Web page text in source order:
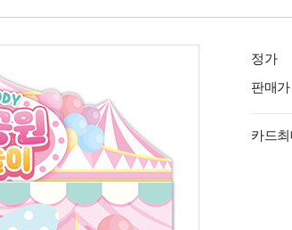
정가
판매가
카드